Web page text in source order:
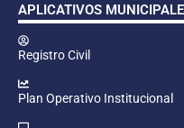
APLICATIVOS
Registro Civil
Plan Operativo Institucional